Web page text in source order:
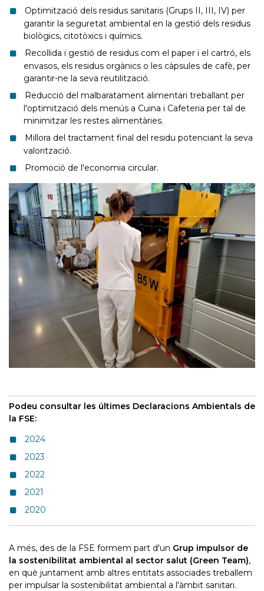
Optimització dels residus sanitaris (Grups II, III, IV) per
garantir la seguretat ambiental en la gestió dels residus
biològics, citotòxics i químics.
Recollida i gestió de residus com el paper i el cartró, els
envasos, els residus orgànics o les càpsules de cafè, per
garantir-ne la seva reutilització.
Reducció del malbaratament alimentari treballant per
l'optimització dels menús a Cuina i Cafeteria per tal de
minimitzar les restes alimentàries.
Millora del tractament final del residu potenciant la seva
valorització.
Promoció de l'economia circular.
Podeu consultar les últimes Declaracions Ambientals de
la FSE:
2024
2023
2022
2021
2020
A més, des de la FSE formem part d'un Grup impulsor de
la sostenibilitat ambiental al sector salut (Green Team),
en què juntament amb altres entitats associades treballem
per impulsar la sostenibilitat ambiental a l'àmbit sanitari.